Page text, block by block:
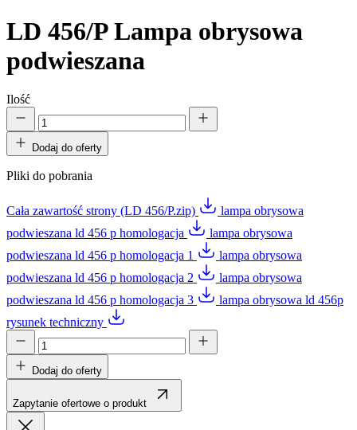
LD 456/P Lampa obrysowa
podwieszana
Ilość
Dodaj do oferty
Pliki do pobrania
Cała zawartość strony (LD 456/P.zip)
lampa obrysowa
podwieszana ld 456 p homologacja
lampa obrysowa
podwieszana ld 456 p homologacja 1
lampa obrysowa
podwieszana ld 456 p homologacja 2
lampa obrysowa
podwieszana ld 456 p homologacja 3
lampa obrysowa ld 456p
rysunek techniczny
Dodaj do oferty
Zapytanie ofertowe o produkt